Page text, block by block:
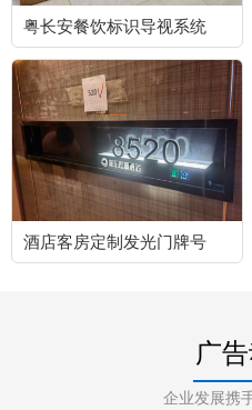
粤长安餐饮标识导视系统
酒店客房定制发光门牌号
广
企业发展携